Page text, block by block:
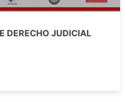
DERECHO JUDICIAL